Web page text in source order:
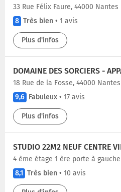
33 Rue Félix Faure, 44000 Nantes
8 Très bien • 1 avis
Plus d'infos
18 Rue de la Fosse, 44000 Nantes
9,6 Fabuleux • 17 avis
Plus d'infos
4 ème étage 1 ère porte à gauche 6 Rue Notre
8,1 Très bien • 10 avis